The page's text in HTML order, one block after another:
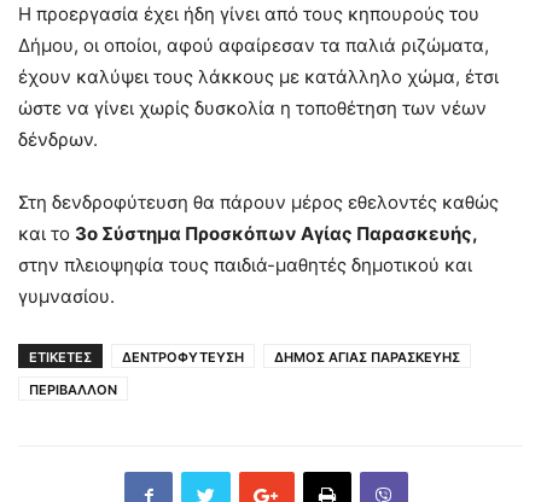
Η προεργασία έχει ήδη γίνει από τους κηπουρούς του
Δήμου, οι οποίοι, αφού αφαίρεσαν τα παλιά ριζώματα,
έχουν καλύψει τους λάκκους με κατάλληλο χώμα, έτσι
ώστε να γίνει χωρίς δυσκολία η τοποθέτηση των νέων
δένδρων.
Στη δενδροφύτευση θα πάρουν μέρος εθελοντές καθώς
και το 3ο Σύστημα Προσκόπων Αγίας Παρασκευής,
στην πλειοψηφία τους παιδιά-μαθητές δημοτικού και
γυμνασίου.
ΕΤΙΚΕΤΕΣ ΔΕΝΤΡΟΦΥΤΕΥΣΗ
ΔΗΜΟΣ ΑΓΙΑΣ ΠΑΡΑΣΚΕΥΗΣ
ΠΕΡΙΒΑΛΛΟΝ